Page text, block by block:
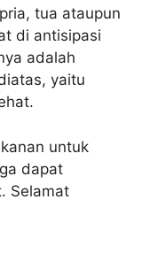
tua ataupun
di antisipasi
adalah
yaitu
untuk
dapat
Selamat